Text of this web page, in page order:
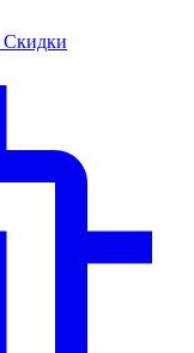
Скидки